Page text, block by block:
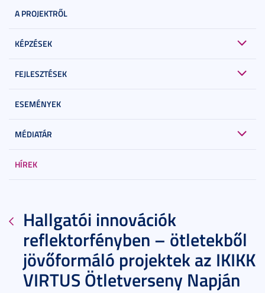
A PROJEKTRŐL
KÉPZÉSEK
FEJLESZTÉSEK
ESEMÉNYEK
MÉDIATÁR
HÍREK
Hallgatói innovációk
reflektorfényben – ötletekből
jövőformáló projektek az IKIKK
VIRTUS Ötletverseny Napján